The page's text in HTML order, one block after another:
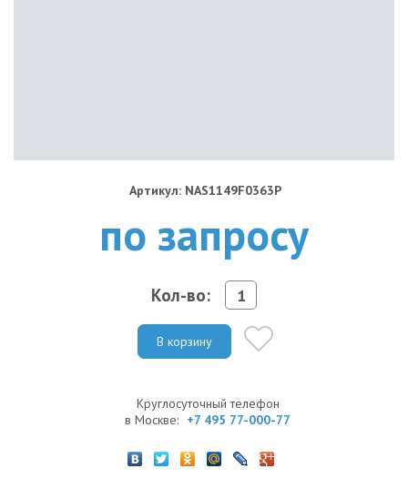
Артикул: NAS1149F0363P
по запросу
Кол-во:
В корзину
Круглосуточный телефон
в Москве: +7 495 77-000-77